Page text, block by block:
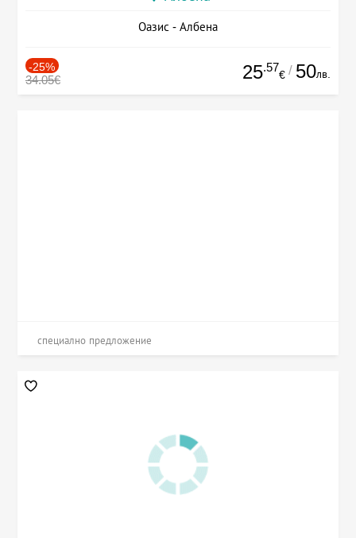
Оазис - Албена
-25%
34.05€ 25.57
€ / 50лв.
специално предложение